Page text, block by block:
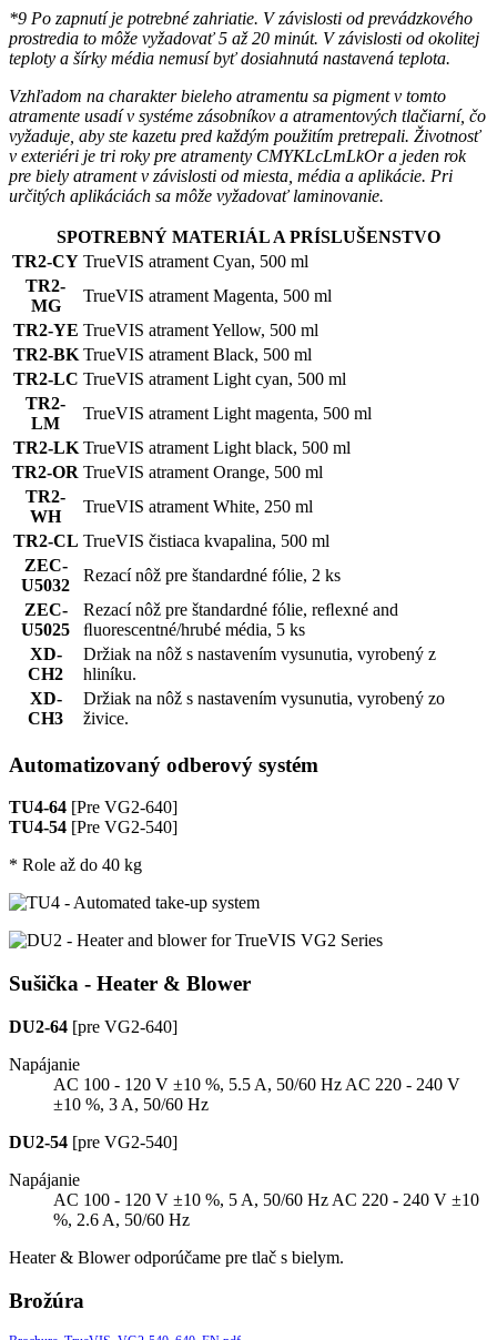
*9 Po zapnutí je potrebné zahriatie. V závislosti od prevádzkového
prostredia to môže vyžadovať 5 až 20 minút. V závislosti od okolitej
teploty a šírky média nemusí byť dosiahnutá nastavená teplota.
Vzhľadom na charakter bieleho atramentu sa pigment v tomto
atramente usadí v systéme zásobníkov a atramentových tlačiarní, čo
vyžaduje, aby ste kazetu pred každým použitím pretrepali. Životnosť
v exteriéri je tri roky pre atramenty CMYKLcLmLkOr a jeden rok
pre biely atrament v závislosti od miesta, média a aplikácie. Pri
určitých aplikáciách sa môže vyžadovať laminovanie.
SPOTREBNÝ MATERIÁL A PRÍSLUŠENSTVO
TR2-CY TrueVIS atrament Cyan, 500 ml
TR2-
MG
TrueVIS atrament Magenta, 500 ml
TR2-YE TrueVIS atrament Yellow, 500 ml
TR2-BK TrueVIS atrament Black, 500 ml
TR2-LC TrueVIS atrament Light cyan, 500 ml
TR2-
LM
TrueVIS atrament Light magenta, 500 ml
TR2-LK TrueVIS atrament Light black, 500 ml
TR2-OR TrueVIS atrament Orange, 500 ml
TR2-
WH
TrueVIS atrament White, 250 ml
TR2-CL TrueVIS čistiaca kvapalina, 500 ml
ZEC-
U5032
Rezací nôž pre štandardné fólie, 2 ks
ZEC-
U5025
Rezací nôž pre štandardné fólie, reﬂexné and
ﬂuorescentné/hrubé média, 5 ks
XD-
CH2
Držiak na nôž s nastavením vysunutia, vyrobený z
hliníku.
XD-
CH3
Držiak na nôž s nastavením vysunutia, vyrobený zo
živice.
Automatizovaný odberový systém
TU4-64 [Pre VG2-640]
TU4-54 [Pre VG2-540]
* Role až do 40 kg
Sušička - Heater & Blower
DU2-64 [pre VG2-640]
Napájanie
AC 100 - 120 V ±10 %, 5.5 A, 50/60 Hz AC 220 - 240 V
±10 %, 3 A, 50/60 Hz
DU2-54 [pre VG2-540]
Napájanie
AC 100 - 120 V ±10 %, 5 A, 50/60 Hz AC 220 - 240 V ±10
%, 2.6 A, 50/60 Hz
Heater & Blower odporúčame pre tlač s bielym.
Brožúra